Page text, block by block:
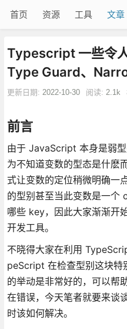
首页 资源 工具 文章
Typescript 一些令
Type Guard、
更新日期: 2022-10-30 阅读: 2.1k
前言
由于 JavaScript 本身是弱
为不知道变数的型态是什麽
式让变数的定位稍微明确一
的型别甚至当此变数是一个
哪些 key，因此大家渐渐开
开发工具。
不晓得大家在利用
peScript 在检查型别这块特
的举动是非常好的，可以帮
在错误，今天笔者就要来谈
时该如何解决。